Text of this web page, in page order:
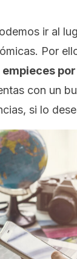
ir al
Por
con un
si lo